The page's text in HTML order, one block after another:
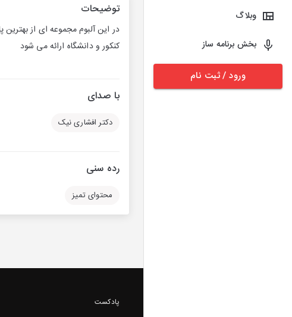
وبلاگ
بخش برنامه ساز
ورود / ثبت نام
توضیحات
در این آلبوم مجموعه ای از
کنکور و دانشگاه ارائه می شود
با صدای
دکتر افشاری نیک
رده سنی
محتوای تمیز
پادکست